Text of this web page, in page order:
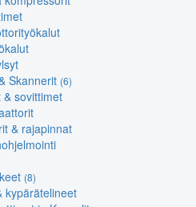
Skannerit (6)
& sovittimet
& rajapinnat
(8)
kypärätelineet